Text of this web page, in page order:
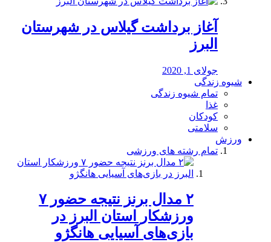
آغاز برداشت گیلاس در شهرستان
البرز
جولای 1, 2020
شیوه زندگی
تمام شیوه زندگی
غذا
کودکان
سلامتی
ورزش
تمام رشته های ورزشی
۲ مدال برنز نتیجه حضور ۷
ورزشکار استان البرز در
بازی‌های آسیایی هانگژو